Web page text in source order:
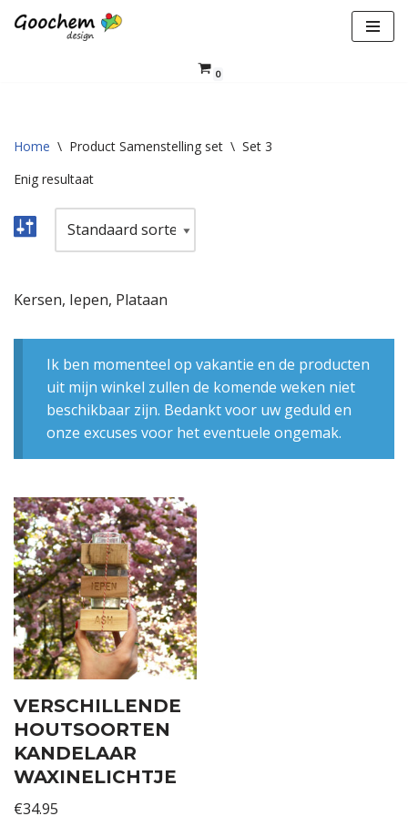
0
Home \ Product Samenstelling set \ Set 3
Enig resultaat
Kersen, Iepen, Plataan
Ik ben momenteel op vakantie en de producten
uit mijn winkel zullen de komende weken niet
beschikbaar zijn. Bedankt voor uw geduld en
onze excuses voor het eventuele ongemak.
VERSCHILLENDE
HOUTSOORTEN
KANDELAAR
WAXINELICHTJE
€34.95